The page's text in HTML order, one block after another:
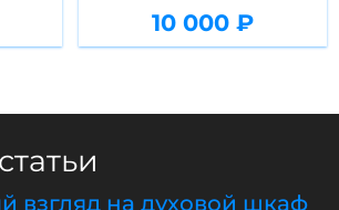
10 000 ₽
взгляд на духовой шкаф